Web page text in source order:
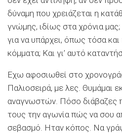
δύναμη που χρειάζεται η
γνώμης, ιδίως στα χρόνια
για να υπάρχει, όπως τόσα
κόμματα; Και γι’ αυτό
Εχω αφοσιωθεί στο
Παλιοσειρά, με λες. Θυμάμαι
αναγνωστών. Πόσο διάβαζες
τους την αγωνία πώς να σου
σεβασμό. Ηταν κόπος. Να